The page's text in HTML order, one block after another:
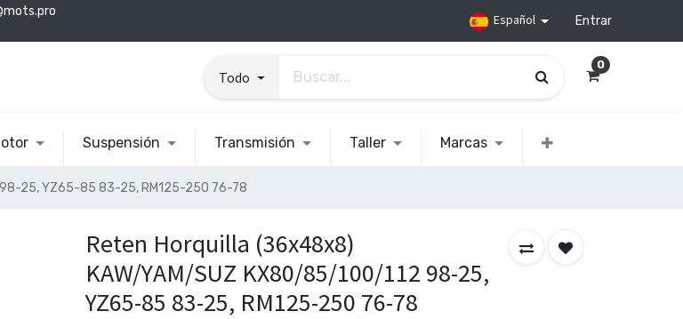
Español Entrar
Todo
0
Suspensión Transmisión Taller Marcas
25, YZ65-85 83-25, RM125-250 76-78
Reten Horquilla (36x48x8)
KAW/YAM/SUZ KX80/85/100/112 98-25,
YZ65-85 83-25, RM125-250 76-78